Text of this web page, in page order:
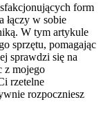
form
łączy w sobie
W tym artykule
sprzętu, pomagając
sprawdzi się na
z mojego
rzetelne
rozpoczniesz